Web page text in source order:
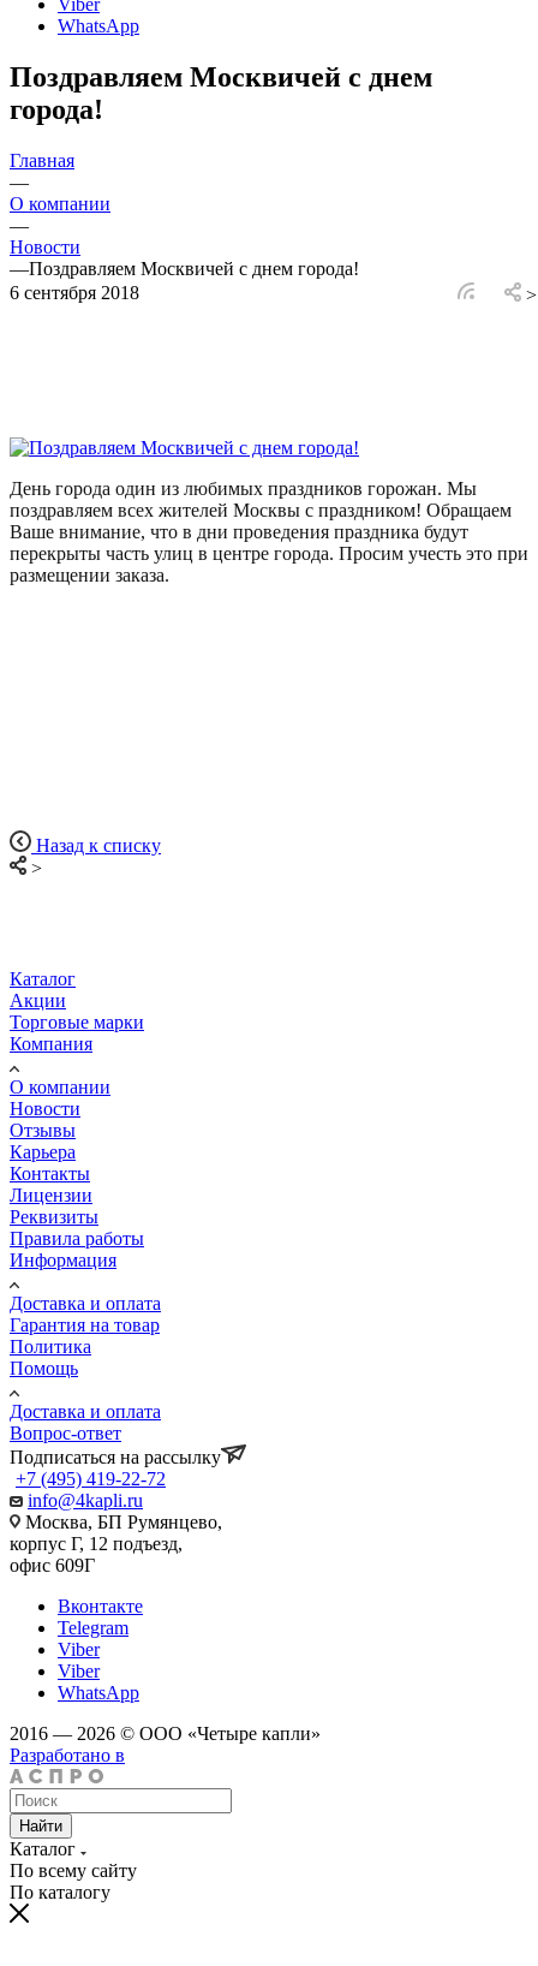
Viber
WhatsApp
Поздравляем Москвичей с днем
города!
Главная
—
О компании
—
Новости
—Поздравляем Москвичей с днем города!
>
6 сентября 2018
День города один из любимых праздников горожан. Мы
поздравляем всех жителей Москвы с праздником! Обращаем
Ваше внимание, что в дни проведения праздника будут
перекрыты часть улиц в центре города. Просим учесть это при
размещении заказа.
Назад к списку
>
Каталог
Акции
Торговые марки
Компания
О компании
Новости
Отзывы
Карьера
Контакты
Лицензии
Реквизиты
Правила работы
Информация
Доставка и оплата
Гарантия на товар
Политика
Помощь
Доставка и оплата
Вопрос-ответ
Подписаться на рассылку
+7 (495) 419-22-72
info@4kapli.ru
Москва, БП Румянцево,
корпус Г, 12 подъезд,
офис 609Г
Вконтакте
Telegram
Viber
Viber
WhatsApp
2016 — 2026 © ООО «Четыре капли»
Разработано в
Найти
Каталог
По всему сайту
По каталогу